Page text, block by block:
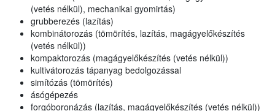
(vetés nélkül), mechanikai gyomirtás)
grubberezés (lazítás)
kombinátorozás (tömörítés, lazítás, magágyelőkészítés
(vetés nélkül))
kompaktorozás (magágyelőkészítés (vetés nélkül))
kultivátorozás tápanyag bedolgozással
simítózás (tömörítés)
ásógépezés
forgóboronázás (lazítás, magágyelőkészítés (vetés nélkül))